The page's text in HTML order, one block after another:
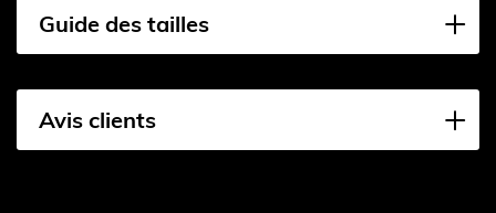
Guide des tailles
Avis clients